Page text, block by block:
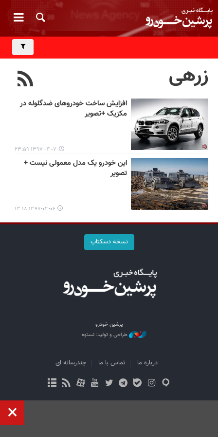
زرهی
افزایش ساخت خودروهای ضدگلوله در
مکزیک +تصویر
۱۳۹۷-۰۴-۰۷ ۲۳:۵۹
این خودرو یک مدل معمولی نیست +
تصویر
۱۳۹۷-۰۳-۰۶ ۱۳:۱۸
نسخه دسکتاپ
پرشین خودرو
طراحی و تولید: نستوه
درباره ما تماس با ما چندرسانه ای